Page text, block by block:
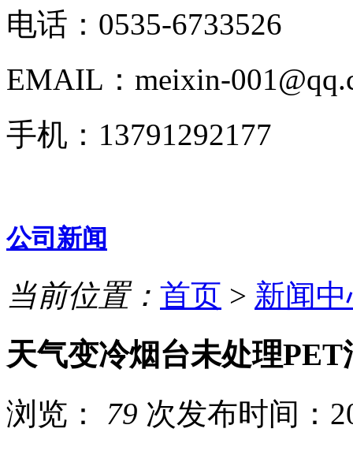
电话：0535-6733526
EMAIL：meixin-
手机：13791292177
公司新闻
当前位置： 首页 > 新闻
天气变冷烟台未处理
浏览：
79 次发布时间：